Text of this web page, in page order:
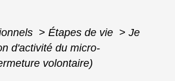
> Étapes de vie > Je
d'activité du micro-
volontaire)